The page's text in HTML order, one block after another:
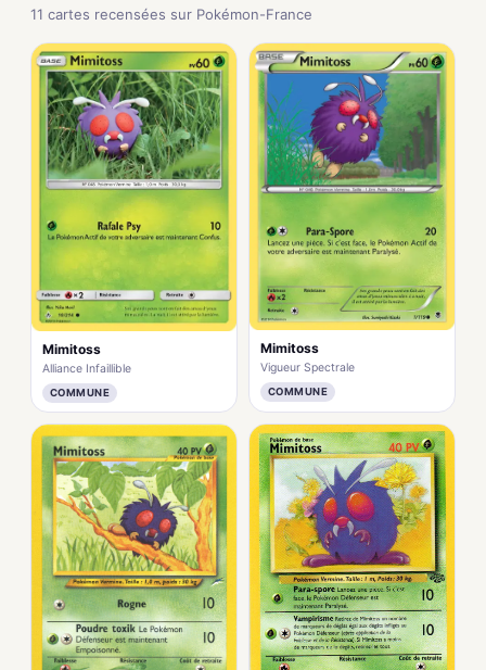
11 cartes recensées sur Pokémon-France
Mimitoss
Alliance Infaillible
COMMUNE
Mimitoss
Vigueur Spectrale
COMMUNE